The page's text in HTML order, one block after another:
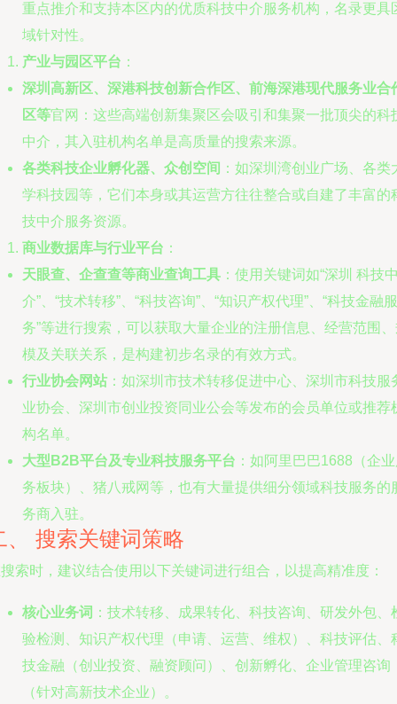
重点推介和支持本区内的优质科技中介服务机构，名录更具
域针对性。
产业与园区平台 ：
深圳高新区、深港科技创新合作区、前海深港现代服务业合
区等官网：这些高端创新集聚区会吸引和集聚一批顶尖的科
中介，其入驻机构名单是高质量的搜索来源。
各类科技企业孵化器、众创空间 ：如深圳湾创业广场、各类
学科技园等，它们本身或其运营方往往整合或自建了丰富的
技中介服务资源。
商业数据库与行业平台 ：
天眼查、企查查等商业查询工具 ：使用关键词如“深圳 科技
介”、“技术转移”、“科技咨询”、“知识产权代理”、“科技金融服
务”等进行搜索，可以获取大量企业的注册信息、经营范围
模及关联关系，是构建初步名录的有效方式。
行业协会网站 ：如深圳市技术转移促进中心、深圳市科技服
业协会、深圳市创业投资同业公会等发布的会员单位或推荐
构名单。
大型B2B平台及专业科技服务平台 ：如阿里巴巴1688（企
务板块）、猪八戒网等，也有大量提供细分领域科技服务的
务商入驻。
、 搜索关键词策略
索时，建议结合使用以下关键词进行组合，以提高精准度：
核心业务词 ：技术转移、成果转化、科技咨询、研发外包、
验检测、知识产权代理（申请、运营、维权）、科技评估、
技金融（创业投资、融资顾问）、创新孵化、企业管理咨询
（针对高新技术企业）。